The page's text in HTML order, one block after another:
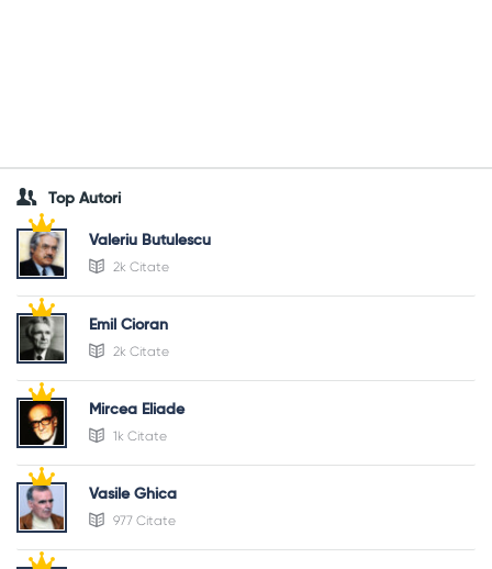
Top Autori
Valeriu Butulescu
2k Citate
Emil Cioran
2k Citate
Mircea Eliade
1k Citate
Vasile Ghica
977 Citate